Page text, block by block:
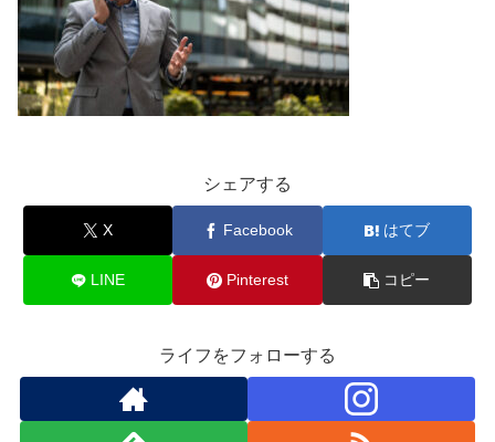
シェアする
X Facebook はてブ
LINE Pinterest コピー
ライフをフォローする